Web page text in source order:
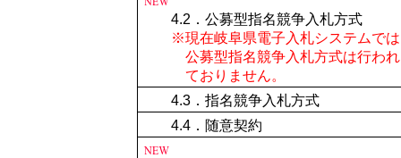
4.2．公募型指名競争入札方式
※現在岐阜県電子入札システムでは
公募型指名競争入札方式は行われ
ておりません。
4.3．指名競争入札方式
4.4．随意契約